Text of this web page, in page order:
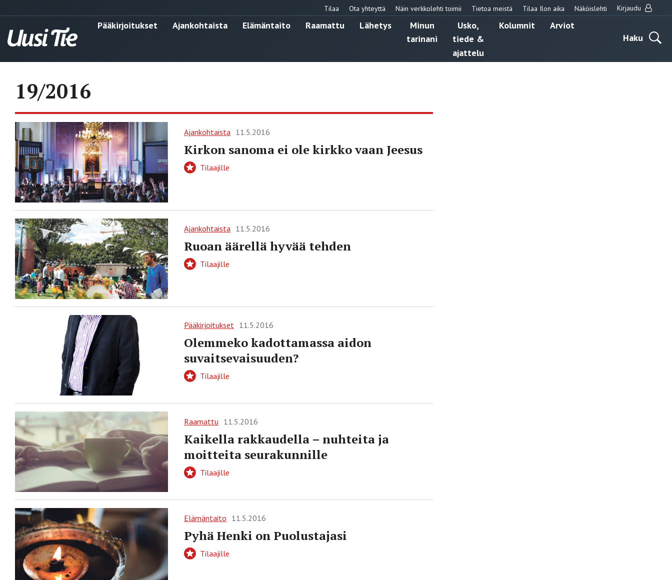
Tilaa Ota yhteyttä Näin verkkolehti toimii Tietoa meistä Tilaa Ilon aika Näköislehti Kirjaudu
Pääkirjoitukset Ajankohtaista Elämäntaito Raamattu Lähetys
Minun
tarinani
Usko,
tiede &
ajattelu
Kolumnit
Arviot
Haku
19/2016
Ajankohtaista 11.5.2016
Kirkon sanoma ei ole kirkko vaan Jeesus
Tilaajille
Ajankohtaista 11.5.2016
Ruoan äärellä hyvää tehden
Tilaajille
Pääkirjoitukset 11.5.2016
Olemmeko kadottamassa aidon
suvaitsevaisuuden?
Tilaajille
Raamattu 11.5.2016
Kaikella rakkaudella – nuhteita ja
moitteita seurakunnille
Tilaajille
Elämäntaito 11.5.2016
Pyhä Henki on Puolustajasi
Tilaajille